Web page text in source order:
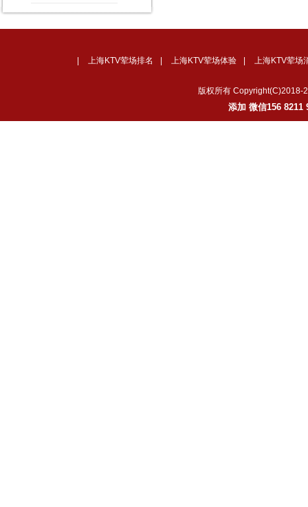
上海KTV荤场排名 上海KTV荤场体验 上海KTV荤场
版权所有 Copyright(C)2018-
添加 微信156 8211